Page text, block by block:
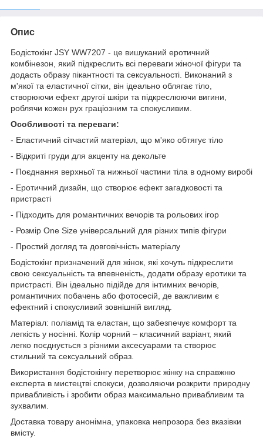
Опис
Бодістокінг JSY WW7207 - це вишуканий еротичний
комбінезон, який підкреслить всі переваги жіночої фігури та
додасть образу пікантності та сексуальності. Виконаний з
м'якої та еластичної сітки, він ідеально облягає тіло,
створюючи ефект другої шкіри та підкреслюючи вигини,
роблячи кожен рух граціозним та спокусливим.
Особливості та переваги:
- Еластичний сітчастий матеріал, що м'яко обтягує тіло
- Відкриті груди для акценту на декольте
- Поєднання верхньої та нижньої частини тіла в одному виробі
- Еротичний дизайн, що створює ефект загадковості та
пристрасті
- Підходить для романтичних вечорів та рольових ігор
- Розмір One Size універсальний для різних типів фігури
- Простий догляд та довговічність матеріалу
Бодістокінг призначений для жінок, які хочуть підкреслити
свою сексуальність та впевненість, додати образу еротики та
пристрасті. Він ідеально підійде для інтимних вечорів,
романтичних побачень або фотосесій, де важливим є
ефектний і спокусливий зовнішній вигляд.
Матеріал: поліамід та еластан, що забезпечує комфорт та
легкість у носінні. Колір чорний – класичний варіант, який
легко поєднується з різними аксесуарами та створює
стильний та сексуальний образ.
Використання бодістокінгу перетворює жінку на справжню
експерта в мистецтві спокуси, дозволяючи розкрити природну
привабливість і зробити образ максимально привабливим та
зухвалим.
Доставка товару анонімна, упаковка непрозора без вказівки
вмісту.